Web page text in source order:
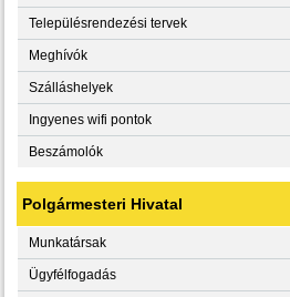
Településrendezési tervek
Meghívók
Szálláshelyek
Ingyenes wifi pontok
Beszámolók
Polgármesteri Hivatal
Munkatársak
Ügyfélfogadás